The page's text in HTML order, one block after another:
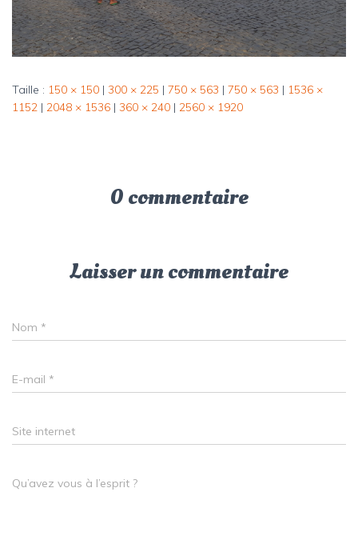
Taille : 150 × 150 | 300 × 225 | 750 × 563 | 750 × 563 | 1536 ×
1152 | 2048 × 1536 | 360 × 240 | 2560 × 1920
0 commentaire
Laisser un commentaire
Nom *
E-mail *
Site internet
Qu’avez vous à l’esprit ?